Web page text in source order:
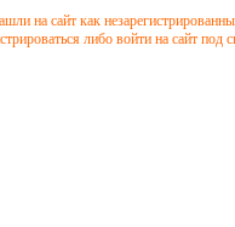
на сайт как
либо войти на сайт под